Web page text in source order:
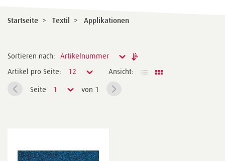
Startseite > Textil > Applikationen
Sortieren nach:
Artikelnummer
Artikel pro Seite:
12 Ansicht:
Seite 1 von 1